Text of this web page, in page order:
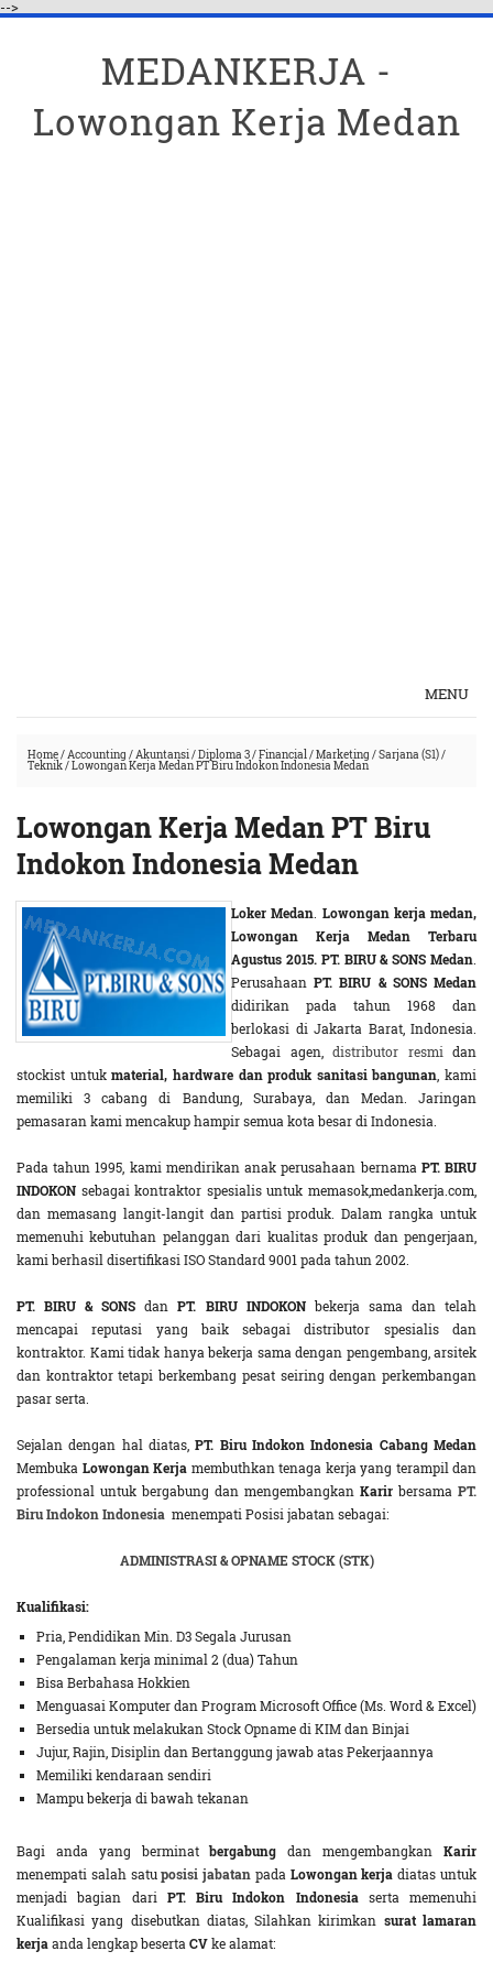
-->
MEDANKERJA -
Lowongan Kerja Medan
MENU
Home/Accounting /Akuntansi/Diploma 3/Financial/Marketing /Sarjana (S1)/
Teknik/Lowongan Kerja Medan PT Biru Indokon Indonesia Medan
Lowongan Kerja Medan PT Biru
Indokon Indonesia Medan
Loker Medan Lowongan kerja medan,
Lowongan Kerja Medan Terbaru
Agustus 2015. PT. BIRU & SONS Medan
PerusahaanPT. BIRU & SONS Medan
didirikan pada tahun 1968 dan
berlokasi di Jakarta Barat, Indonesia.
Sebagai agen, distributor resmi dan
stockist untukmaterial, hardware dan produk sanitasi bangunan , kami
memiliki 3 cabang di Bandung, Surabaya, dan Medan. Jaringan
pemasaran kami mencakup hampir semua kota besar di Indonesia.
Pada tahun 1995, kami mendirikan anak perusahaan bernama PT. BIRU
INDOKON sebagai kontraktor spesialis untuk memasok,medankerja.com,
dan memasang langit-langit dan partisi produk. Dalam rangka untuk
memenuhi kebutuhan pelanggan dari kualitas produk dan pengerjaan,
kami berhasil disertifikasi ISO Standard 9001 pada tahun 2002.
PT. BIRU & SONS danPT. BIRU INDOKONbekerja sama dan telah
mencapai reputasi yang baik sebagai distributor spesialis dan
kontraktor. Kami tidak hanya bekerja sama dengan pengembang, arsitek
dan kontraktor tetapi berkembang pesat seiring dengan perkembangan
pasar serta.
Sejalan dengan hal diatas,PT. Biru Indokon Indonesia Cabang Medan
Membuka Lowongan Kerja membuthkan tenaga kerja yang terampil dan
professional untuk bergabung dan mengembangkan Karir bersama PT.
Biru Indokon Indonesia menempati Posisi jabatan sebagai:
ADMINISTRASI & OPNAME STOCK (STK)
Kualifikasi:
Pria, Pendidikan Min. D3 Segala Jurusan
Pengalaman kerja minimal 2 (dua) Tahun
Bisa Berbahasa Hokkien
Menguasai Komputer dan Program Microsoft Office (Ms. Word & Excel)
Bersedia untuk melakukan Stock Opname di KIM dan Binjai
Jujur, Rajin, Disiplin dan Bertanggung jawab atas Pekerjaannya
Memiliki kendaraan sendiri
Mampu bekerja di bawah tekanan
Bagi anda yang berminatbergabungdan mengembangkan Karir
menempati salah satuposisi jabatan pada Lowongan kerja diatas untuk
menjadi bagian dari PT. Biru Indokon Indonesiaserta memenuhi
Kualifikasi yang disebutkan diatas, Silahkan kirimkan surat lamaran
kerjaanda lengkap beserta CVke alamat: